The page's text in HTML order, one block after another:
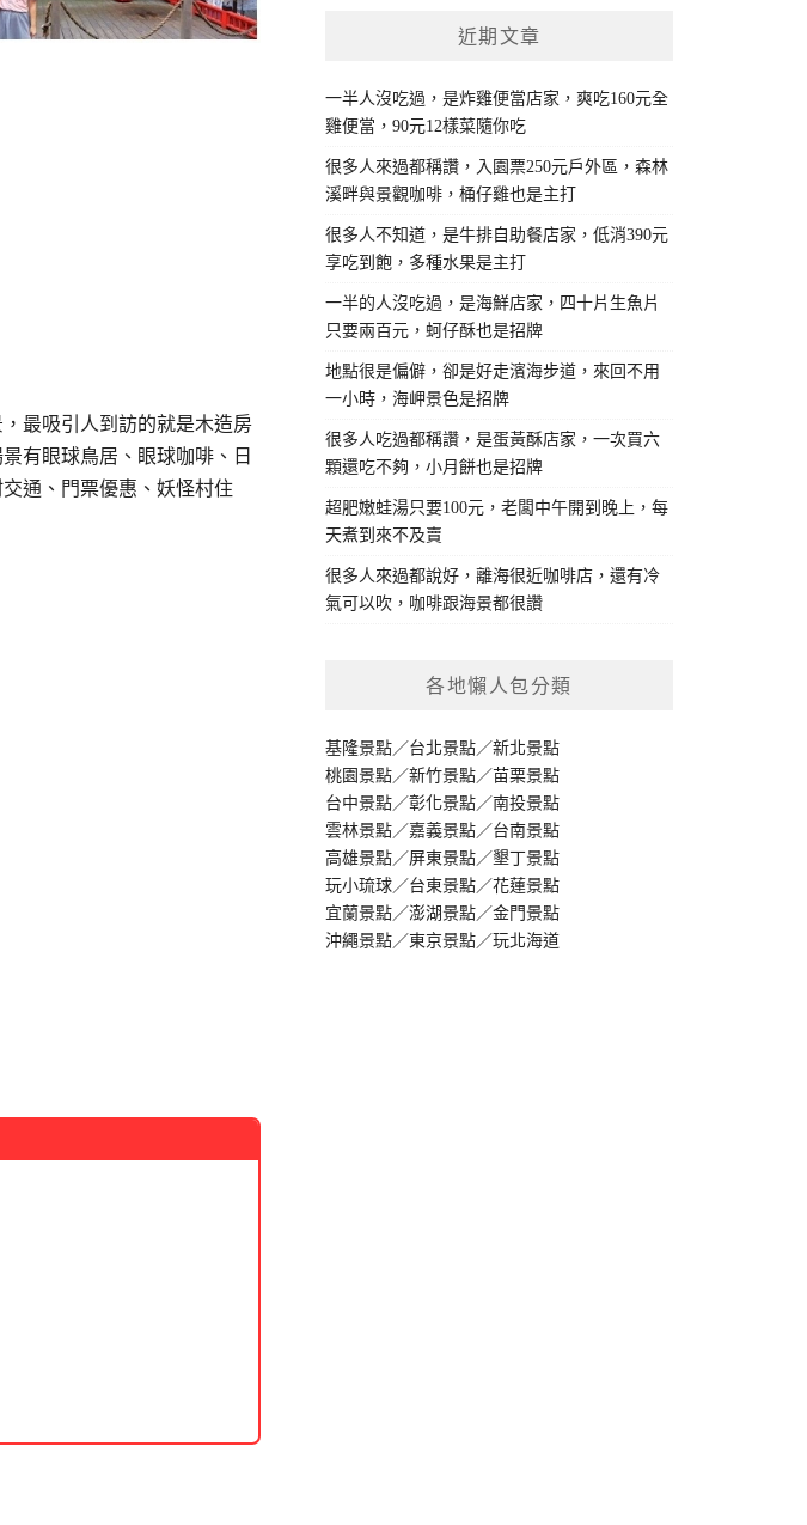
最吸引人到訪的就是木造房
有眼球鳥居、眼球咖啡、日
通、門票優惠、妖怪村住
近期文章
一半人沒吃過，是炸雞便當店家，爽吃160元全
雞便當，90元12樣菜隨你吃
很多人來過都稱讚，入園票250元戶外區，森林
溪畔與景觀咖啡，桶仔雞也是主打
很多人不知道，是牛排自助餐店家，低消390元
享吃到飽，多種水果是主打
一半的人沒吃過，是海鮮店家，四十片生魚片
只要兩百元，蚵仔酥也是招牌
地點很是偏僻，卻是好走濱海步道，來回不用
一小時，海岬景色是招牌
很多人吃過都稱讚，是蛋黃酥店家，一次買六
顆還吃不夠，小月餅也是招牌
超肥嫩蛙湯只要100元，老闆中午開到晚上，每
天煮到來不及賣
很多人來過都說好，離海很近咖啡店，還有冷
氣可以吹，咖啡跟海景都很讚
各地懶人包分類
基隆景點／台北景點／新北景點
桃園景點／新竹景點／苗栗景點
台中景點／彰化景點／南投景點
雲林景點／嘉義景點／台南景點
高雄景點／屏東景點／墾丁景點
玩小琉球／台東景點／花蓮景點
宜蘭景點／澎湖景點／金門景點
沖繩景點／東京景點／玩北海道